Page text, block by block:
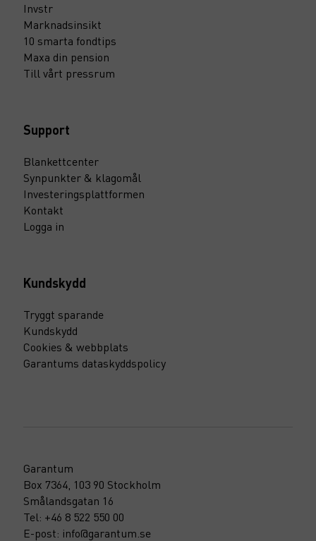
Invstr
Marknadsinsikt
10 smarta fondtips
Maxa din pension
Till vårt pressrum
Support
Blankettcenter
Synpunkter & klagomål
Investeringsplattformen
Kontakt
Logga in
Kundskydd
Tryggt sparande
Kundskydd
Cookies & webbplats
Garantums dataskyddspolicy
Garantum
Box 7364, 103 90 Stockholm
Smålandsgatan 16
Tel: +46 8 522 550 00
E-post: info@garantum.se